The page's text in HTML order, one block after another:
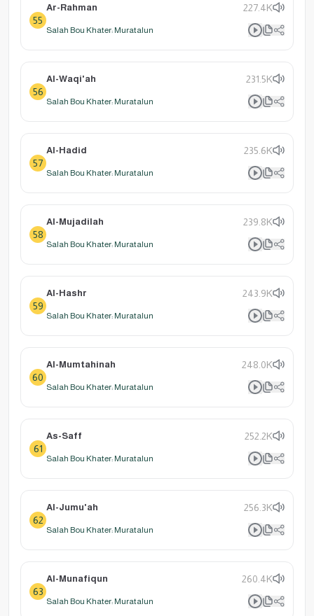
55
Ar-Rahman 227.4K
Salah Bou Khater: Muratalun
56
Al-Waqi'ah 231.5K
Salah Bou Khater: Muratalun
57
Al-Hadid 235.6K
Salah Bou Khater: Muratalun
58
Al-Mujadilah 239.8K
Salah Bou Khater: Muratalun
59
Al-Hashr 243.9K
Salah Bou Khater: Muratalun
60
Al-Mumtahinah 248.0K
Salah Bou Khater: Muratalun
61
As-Saff 252.2K
Salah Bou Khater: Muratalun
62
Al-Jumu'ah 256.3K
Salah Bou Khater: Muratalun
63
Al-Munafiqun 260.4K
Salah Bou Khater: Muratalun